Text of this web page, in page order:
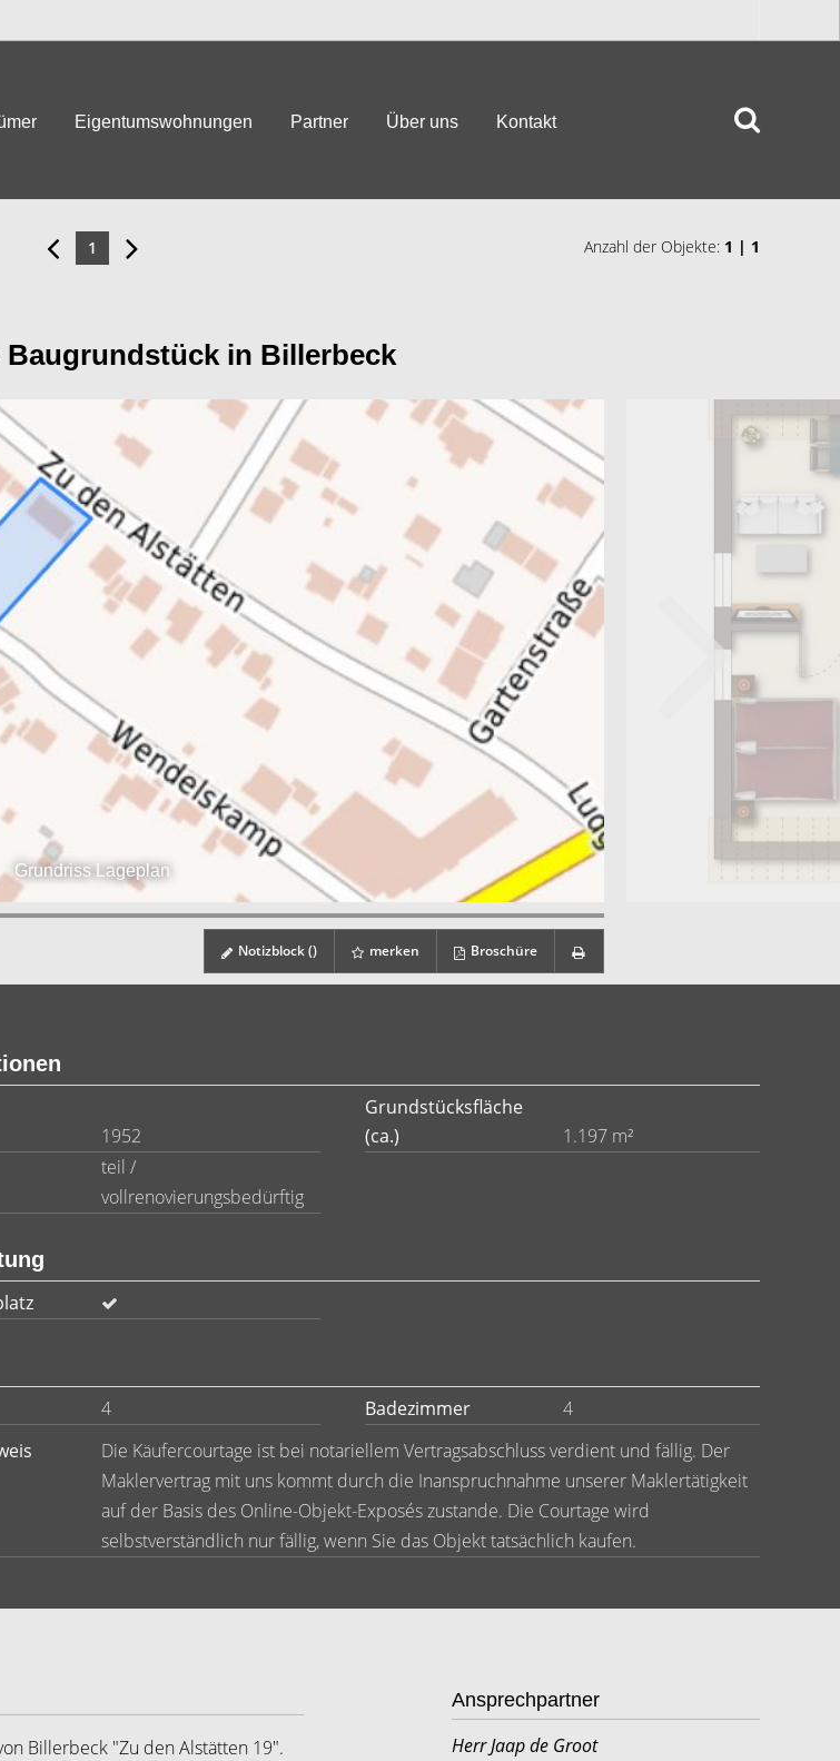
Eigentumswohnungen Partner Über uns Kontakt
1 Anzahl der Objekte: 1 | 1
Baugrundstück in Billerbeck
Grundriss Lageplan
Notizblock () merken Broschüre
1952
Grundstücksfläche
(ca.)
1.197 m²
teil /
vollrenovierungsbedürftig
4 Badezimmer
4
Die Käufercourtage ist bei notariellem Vertragsabschluss verdient und fällig. Der
Maklervertrag mit uns kommt durch die Inanspruchnahme unserer Maklertätigkeit
auf der Basis des Online-Objekt-Exposés zustande. Die Courtage wird
selbstverständlich nur fällig, wenn Sie das Objekt tatsächlich kaufen.
Billerbeck "Zu den Alstätten 19".
Ansprechpartner
Herr Jaap de Groot